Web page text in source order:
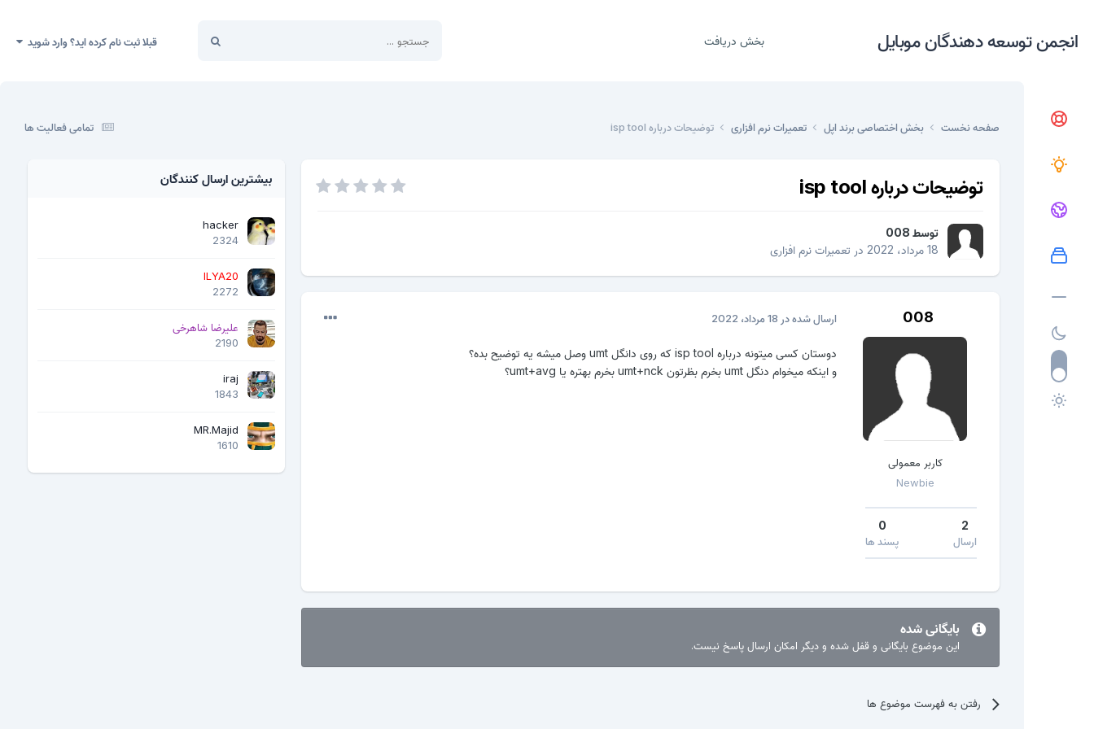
انجمن توسعه دهندگان موبایل بخش دریافت قبلا ثبت نام کرده اید؟ وارد شوید
تمامی فعالیت ها صفحه نخست بخش اختصاصی برند اپل تعمیرات نرم افزاری توضیحات درباره isp tool
توضیحات درباره isp tool
توسط 008
18 مرداد، 2022
در تعمیرات نرم افزاری
008
کاربر معمولی
Newbie
2
ارسال
0
پسند ها
ارسال شده در 18 مرداد، 2022
دوستان کسی میتونه درباره isp tool که روی دانگل umt وصل میشه یه توضیح بده؟
و اینکه میخوام دنگل umt بخرم بظرتون umt+nck بخرم بهتره یا umt+avg؟
بایگانی شده
این موضوع بایگانی و قفل شده و دیگر امکان ارسال پاسخ نیست.
رفتن به فهرست موضوع ها
بیشترین ارسال کنندگان
hacker
2324
ILYA20
2272
علیرضا شاهرخی
2190
iraj
1843
MR.Majid
1610